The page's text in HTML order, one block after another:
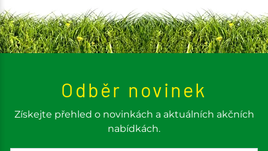
Odběr novinek
Získejte přehled o novinkách a aktuálních akčních
nabídkách.